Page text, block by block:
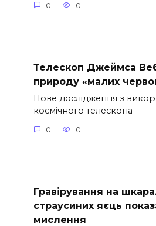
0 0
Телескоп Джеймса
природу «малих
Нове дослідження з
космічного телескопа
0 0
Гравірування на
страусиних яєць
мислення